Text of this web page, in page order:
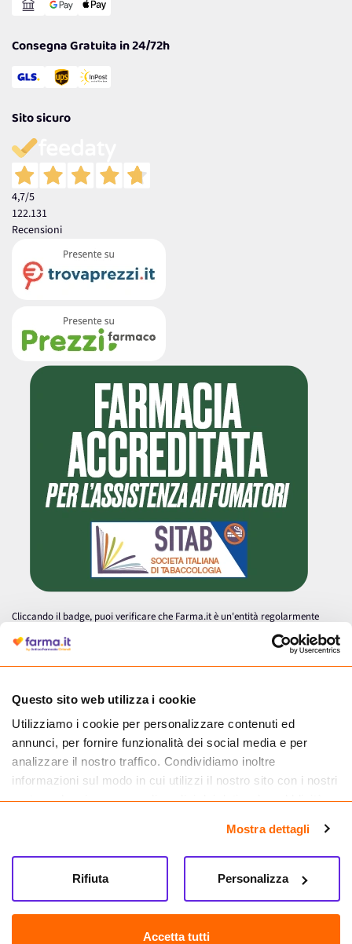
Questo sito web utilizza i cookie
Utilizziamo i cookie per personalizzare contenuti ed
annunci, per fornire funzionalità dei social media e per
analizzare il nostro traffico. Condividiamo inoltre
informazioni sul modo in cui utilizzi il nostro sito con i nostri
partner che si occupano di analisi dei dati web, pubblicità e
informazioni che hai fornito loro o che hanno raccolto dal
tuo utilizzo dei loro servizi.
Mostra dettagli
Accetta tutti
Personalizza
Rifiuta
Consegna Gratuita in 24/72h
Sito sicuro
4,7/5
122.131
Recensioni
Cliccando il badge, puoi verificare che Farma.it è un'entità regolarmente
autorizzata dal Ministero della Salute a effettuare la vendita online di
medicinali.
Farma.it S.a.s. P. IVA 07417261216 REA: NA-884088
CREDITS
Sede legale Via delle Repubbliche Marinare 128, 80147 Napoli